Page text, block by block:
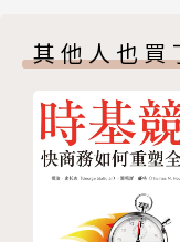
●經典豬隊友10：
讓本書為你卸下
豬隊友們會把一
美他們還會耍脾
完全沒自覺的「豬
到底是怎麼一回事
● 經典豬隊友１：
● 經典豬隊友２
● 經典豬隊友３
其他人也買